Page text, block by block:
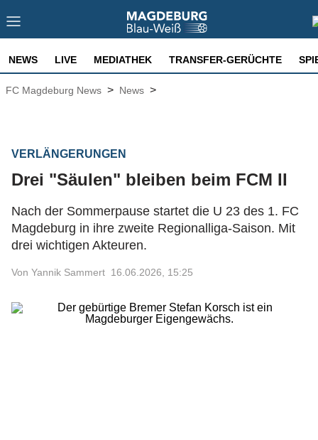
NEWS LIVE MEDIATHEK TRANSFER-GERÜCHTE
FC Magdeburg News > News >
VERLÄNGERUNGEN
Drei "Säulen" bleiben beim FCM II
Nach der Sommerpause startet die U 23 des 1. FC
Magdeburg in ihre zweite Regionalliga-Saison. Mit
drei wichtigen Akteuren.
Von Yannik Sammert 16.06.2026, 15:25